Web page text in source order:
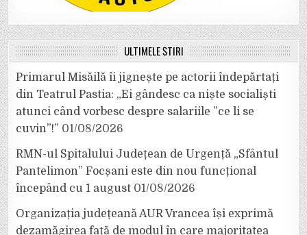
ULTIMELE ȘTIRI
Primarul Misăilă îi jignește pe actorii îndepărtați
din Teatrul Pastia: „Ei gândesc ca niște socialiști
atunci când vorbesc despre salariile ”ce li se
cuvin”!” 01/08/2026
RMN-ul Spitalului Județean de Urgență „Sfântul
Pantelimon” Focșani este din nou funcțional
începând cu 1 august 01/08/2026
Organizația județeană AUR Vrancea își exprimă
dezamăgirea față de modul în care majoritatea